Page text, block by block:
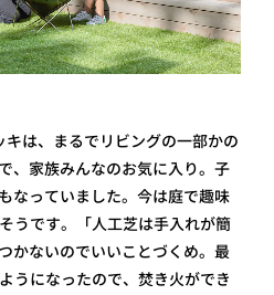
は、まるでリビングの一部かの
、家族みんなのお気に入り。子
なっていました。今は庭で趣味
うです。「人工芝は手入れが簡
かないのでいいことづくめ。最
うになったので、焚き火ができ